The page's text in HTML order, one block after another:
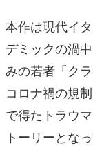
本作は現代イ
デミックの渦
みの若者「ク
コロナ禍の規
で得たトラウ
トーリーとな